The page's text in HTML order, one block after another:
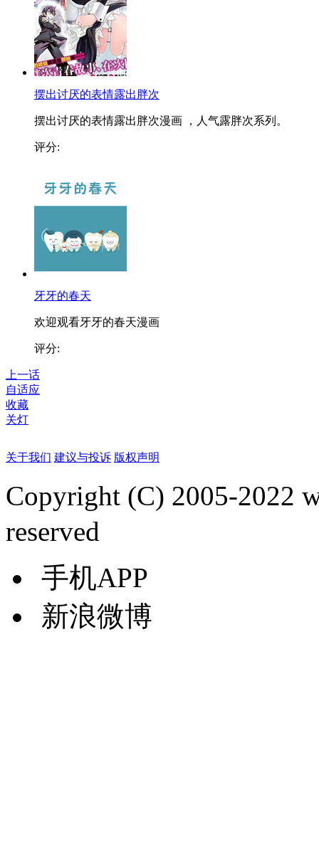
摆出讨厌的表情露出胖次
摆出讨厌的表情露出胖次漫画 ，人气露胖次系列。
评分:
牙牙的春天
欢迎观看牙牙的春天漫画
评分:
上一话
自适应
收藏
关灯
关于我们 建议与投诉 版权声明
Copyright (C) 2005-2022
reserved
手机APP
新浪微博